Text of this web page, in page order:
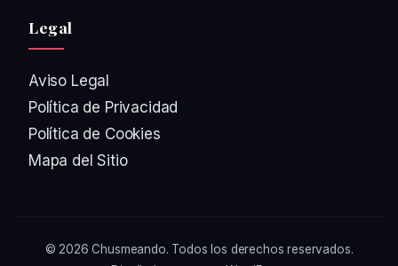
Legal
Aviso Legal
Política de Privacidad
Política de Cookies
Mapa del Sitio
© 2026Chusmeando. Todos los derechos reservados.